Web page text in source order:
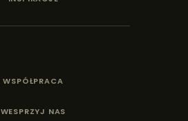
WSPÓŁPRACA
WESPRZYJ NAS